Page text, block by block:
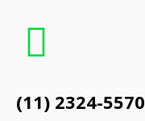
(11) 2324-5570